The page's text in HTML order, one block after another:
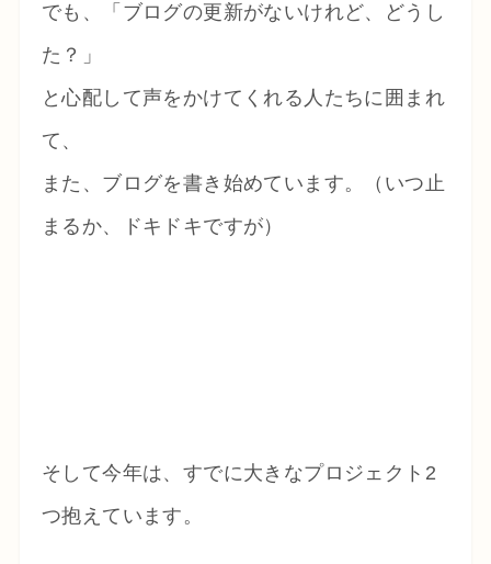
でも、「ブログの更新がないけれど、どうし
た？」
と心配して声をかけてくれる人たちに囲まれ
て、
また、ブログを書き始めています。（いつ止
まるか、ドキドキですが）
そして今年は、すでに大きなプロジェクト2
つ抱えています。